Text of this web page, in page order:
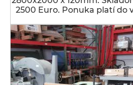
2500 Euro. Ponuka platí do